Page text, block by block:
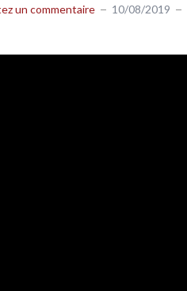
un commentaire 10/08/2019